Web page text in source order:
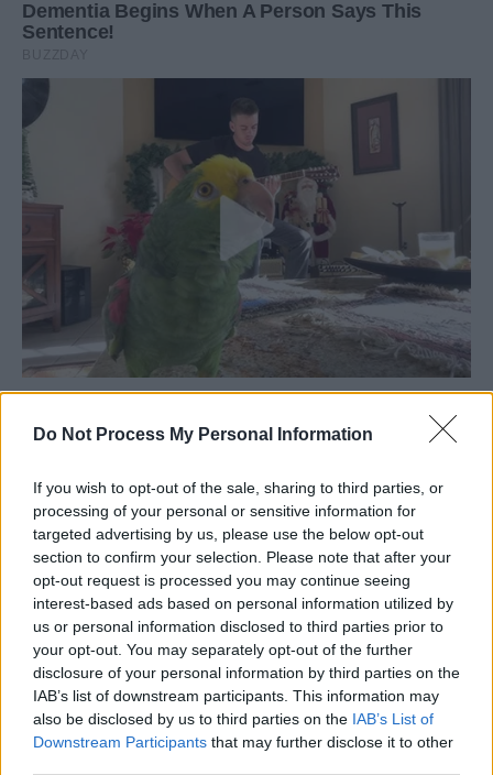
Do Not Process My Personal Information
If you wish to opt-out of the sale, sharing to third parties, or
processing of your personal or sensitive information for
targeted advertising by us, please use the below opt-out
section to confirm your selection. Please note that after your
opt-out request is processed you may continue seeing
interest-based ads based on personal information utilized by
us or personal information disclosed to third parties prior to
your opt-out. You may separately opt-out of the further
disclosure of your personal information by third parties on the
IAB’s list of downstream participants. This information may
also be disclosed by us to third parties on the IAB’s List of
Downstream Participants that may further disclose it to other